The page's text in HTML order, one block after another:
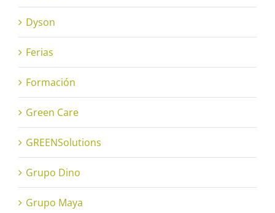
Dyson
Ferias
Formación
Green Care
GREENSolutions
Grupo Dino
Grupo Maya